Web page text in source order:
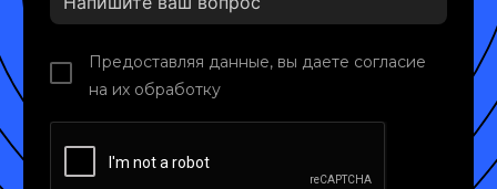
Предоставляя данные, вы даете согласие
на их обработку